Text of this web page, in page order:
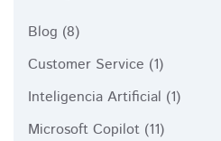
Blog (8)
Customer Service (1)
Inteligencia Artificial (1)
Microsoft Copilot (11)